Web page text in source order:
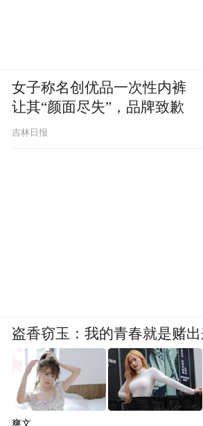
女子称名创优品一次性内裤
让其“颜面尽失”，品牌致歉
吉林日报
盗香窃玉：我的青春就是赌
爽文